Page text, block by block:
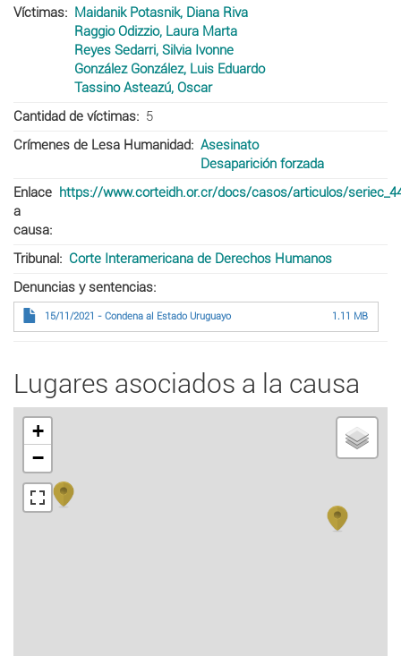
Víctimas
Maidanik Potasnik, Diana Riva
Raggio Odizzio, Laura Marta
Reyes Sedarri, Silvia Ivonne
González González, Luis Eduardo
Tassino Asteazú, Oscar
Cantidad de víctimas
5
Crímenes de Lesa Humanidad
Asesinato
Desaparición forzada
Enlace
a
causa
https://www.corteidh.or.cr/docs/casos/articulos/
Tribunal
Corte Interamericana de Derechos Humanos
Denuncias y sentencias
15/11/2021 - Condena al Estado Uruguayo 1.11 MB
Lugares asociados a la causa
+
−